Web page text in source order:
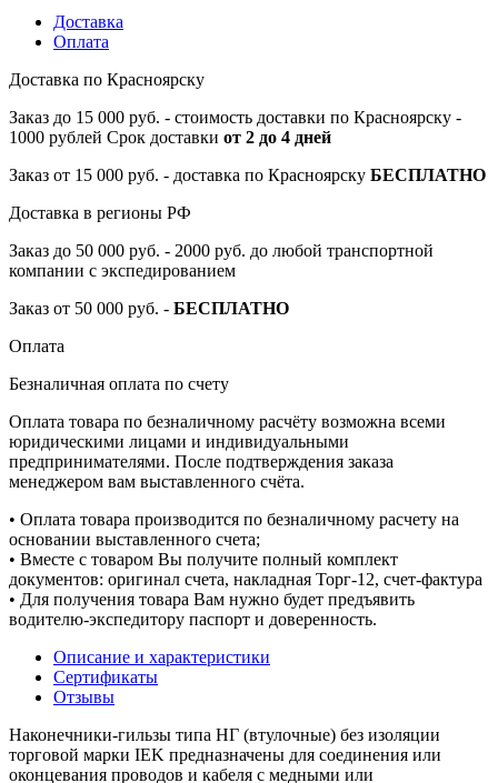
Доставка
Оплата
Доставка по Красноярску
Заказ до 15 000 руб. - стоимость доставки по Красноярску -
1000 рублей Срок доставки от 2 до 4 дней
Заказ от 15 000 руб. - доставка по Красноярску БЕСПЛАТНО
Доставка в регионы РФ
Заказ до 50 000 руб. - 2000 руб. до любой транспортной
компании с экспедированием
Заказ от 50 000 руб. - БЕСПЛАТНО
Оплата
Безналичная оплата по счету
Оплата товара по безналичному расчёту возможна всеми
юридическими лицами и индивидуальными
предпринимателями. После подтверждения заказа
менеджером вам выставленного счёта.
• Оплата товара производится по безналичному расчету на
основании выставленного счета;
• Вместе с товаром Вы получите полный комплект
документов: оригинал счета, накладная Торг-12, счет-фактура
• Для получения товара Вам нужно будет предъявить
водителю-экспедитору паспорт и доверенность.
Описание и характеристики
Сертификаты
Отзывы
Наконечники-гильзы типа НГ (втулочные) без изоляции
торговой марки IEK предназначены для соединения или
оконцевания проводов и кабеля с медными или